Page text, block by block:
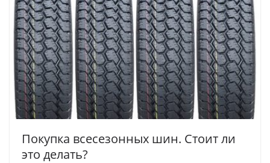
Покупка всесезонных шин. Стоит ли
это делать?